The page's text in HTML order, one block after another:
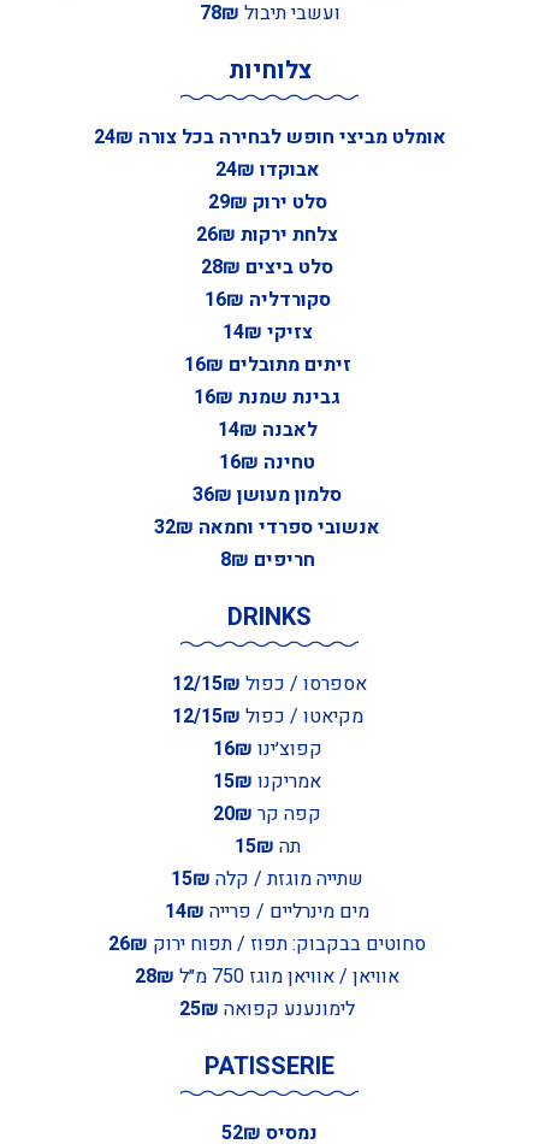
ועשבי תיבול 78₪
צלוחיות
אומלט מביצי חופש לבחירה בכל צורה 24₪
אבוקדו 24₪
סלט ירוק 29₪
צלחת ירקות 26₪
סלט ביצים 28₪
סקורדליה 16₪
צזיקי 14₪
זיתים מתובלים 16₪
גבינת שמנת 16₪
לאבנה 14₪
טחינה 16₪
סלמון מעושן 36₪
אנשובי ספרדי וחמאה 32₪
חריפים 8₪
DRINKS
אספרסו / כפול 12/15₪
מקיאטו / כפול 12/15₪
קפוצ׳ינו 16₪
אמריקנו 15₪
קפה קר 20₪
תה 15₪
שתייה מוגזת / קלה 15₪
מים מינרליים / פרייה 14₪
סחוטים בבקבוק: תפוז / תפוח ירוק 26₪
אוויאן / אוויאן מוגז 750 מ״ל
28₪
לימונענע קפואה 25₪
PATISSERIE
נמסיס 52₪